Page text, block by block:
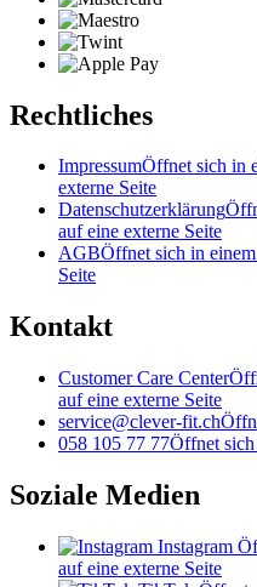
Rechtliches
ImpressumÖffnet sich in
externe Seite
Datenschutzerklärung
auf eine externe Seite
AGBÖffnet sich in
Seite
Kontakt
Customer Care Center
auf eine externe Seite
service@clever-fit.ch
058 105 77 77Öffnet
Soziale Medien
Instagram
auf eine externe Seite